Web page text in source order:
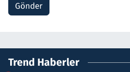
Gönder
Trend Haberler